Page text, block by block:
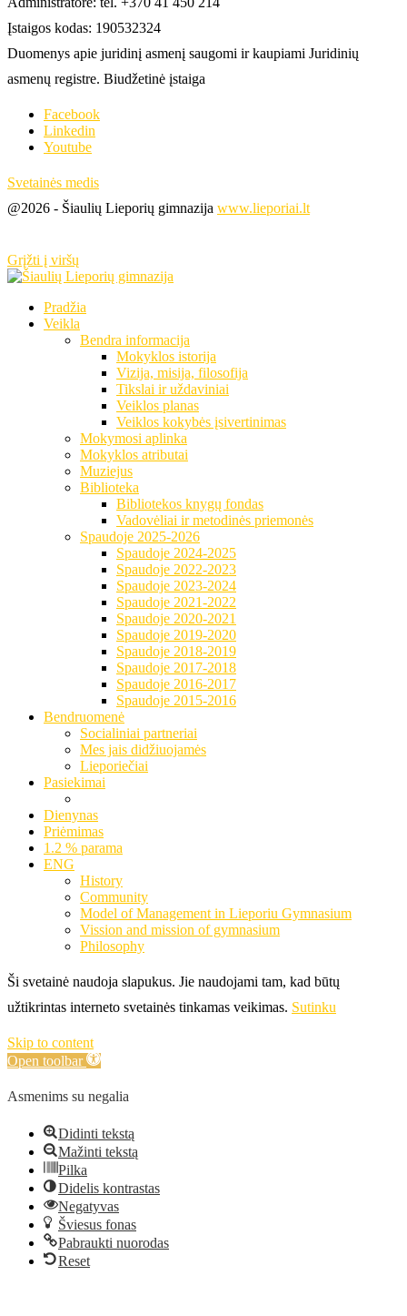
Įstaigos kodas: 190532324
Duomenys apie juridinį asmenį saugomi ir kaupiami Juridinių
asmenų registre. Biudžetinė įstaiga
Facebook
Linkedin
Youtube
Svetainės medis
@2026 - Šiaulių Lieporių gimnazija www.lieporiai.lt
Grįžti į viršų
Pradžia
Veikla
Bendra informacija
Mokyklos istorija
Vizija, misija, filosofija
Tikslai ir uždaviniai
Veiklos planas
Veiklos kokybės įsivertinimas
Mokymosi aplinka
Mokyklos atributai
Muziejus
Biblioteka
Bibliotekos knygų fondas
Vadovėliai ir metodinės priemonės
Spaudoje 2025-2026
Spaudoje 2024-2025
Spaudoje 2022-2023
Spaudoje 2023-2024
Spaudoje 2021-2022
Spaudoje 2020-2021
Spaudoje 2019-2020
Spaudoje 2018-2019
Spaudoje 2017-2018
Spaudoje 2016-2017
Spaudoje 2015-2016
Bendruomenė
Socialiniai partneriai
Mes jais didžiuojamės
Lieporiečiai
Pasiekimai
Dienynas
Priėmimas
1.2 % parama
ENG
History
Community
Model of Management in Lieporiu Gymnasium
Vission and mission of gymnasium
Philosophy
Ši svetainė naudoja slapukus. Jie naudojami tam, kad būtų
užtikrintas interneto svetainės tinkamas veikimas. Sutinku
Skip to content
Open toolbar
Asmenims su negalia
Didinti tekstą
Mažinti tekstą
Pilka
Didelis kontrastas
Negatyvas
Šviesus fonas
Pabraukti nuorodas
Reset